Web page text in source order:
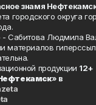
знамя
городского округа
- Сабитова Людмила
материалов
продукции 12+
» в